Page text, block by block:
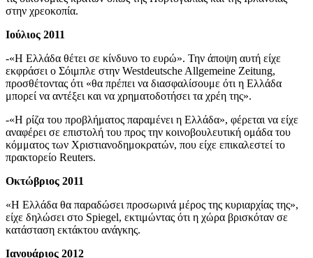
στην χρεοκοπία.
Ιούλιος 2011
-«Η Ελλάδα θέτει σε κίνδυνο το ευρώ». Την άποψη αυτή είχε
εκφράσει ο Σόιμπλε στην Westdeutsche Allgemeine Zeitung,
προσθέτοντας ότι «θα πρέπει να διασφαλίσουμε ότι η Ελλάδα
μπορεί να αντέξει και να χρηματοδοτήσει τα χρέη της».
-«Η ρίζα του προβλήματος παραμένει η Ελλάδα», φέρεται να είχε
αναφέρει σε επιστολή του προς την κοινοβουλευτική ομάδα του
κόμματος των Χριστιανοδημοκρατών, που είχε επικαλεστεί το
πρακτορείο Reuters.
Οκτώβριος 2011
«Η Ελλάδα θα παραδώσει προσωρινά μέρος της κυριαρχίας της»,
είχε δηλώσει στο Spiegel, εκτιμώντας ότι η χώρα βρισκόταν σε
κατάσταση εκτάκτου ανάγκης.
Ιανουάριος 2012